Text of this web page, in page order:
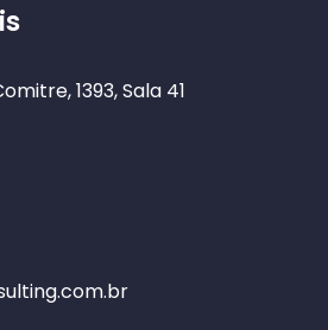
1393, Sala 41